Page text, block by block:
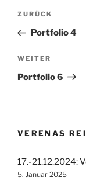
Vorheriger
Beitrag
ZURÜCK
Portfolio 4
Nächster
Beitrag
WEITER
Portfolio 6
VERENAS
17.-21.12.2024:
5. Januar 2025